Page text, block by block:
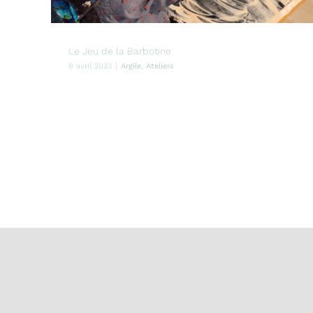
Le Jeu de la Barbotine
8 avril 2023 Argile, Ateliers